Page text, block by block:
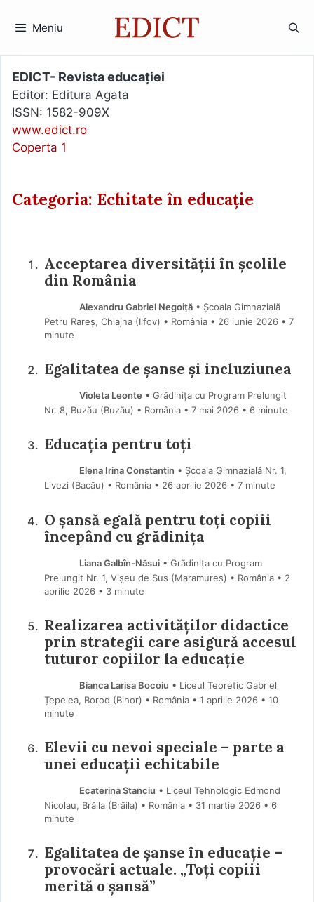
Meniu
EDICT- Revista educației
Editor: Editura Agata
ISSN: 1582-909X
www.edict.ro
Coperta 1
Categoria: Echitate în educație
Acceptarea diversității în școlile
din România
Alexandru Gabriel Negoiță• Școala Gimnazială
Petru Rareș, Chiajna (Ilfov) • România
26 iunie 2026 • 7
minute
Egalitatea de șanse și incluziunea
Violeta Leonte • Grădinița cu Program Prelungit
Nr. 8, Buzău (Buzău) • România
7 mai 2026 • 6 minute
Educația pentru toți
Elena Irina Constantin • Școala Gimnazială Nr. 1,
Livezi (Bacău) • România
26 aprilie 2026 • 7 minute
O șansă egală pentru toți copiii
începând cu grădinița
Liana Galbîn-Năsui• Grădinița cu Program
Prelungit Nr. 1, Vișeu de Sus (Maramureş) • România
2
aprilie 2026 • 3 minute
Realizarea activităților didactice
prin strategii care asigură accesul
tuturor copiilor la educație
Bianca Larisa Bocoiu • Liceul Teoretic Gabriel
Țepelea, Borod (Bihor) • România
1 aprilie 2026 • 10
minute
Elevii cu nevoi speciale – parte a
unei educații echitabile
Ecaterina Stanciu • Liceul Tehnologic Edmond
Nicolau, Brăila (Brăila) • România
31 martie 2026 • 6
minute
Egalitatea de șanse în educație –
provocări actuale. „Toți copiii
merită o șansă”